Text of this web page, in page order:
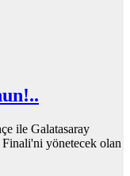
ile Galatasaray
Finali'ni yönetecek olan